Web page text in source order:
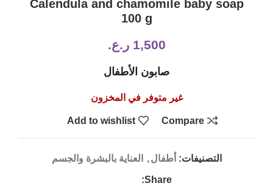
Calendula and chamomile baby soap
100 g
1,500 ر.ع.
صابون الأطفال
غير متوفر في المخزون
Compare
Add to wishlist
التصنيفات: أطفال , العناية بالبشرة والجسم
Share: